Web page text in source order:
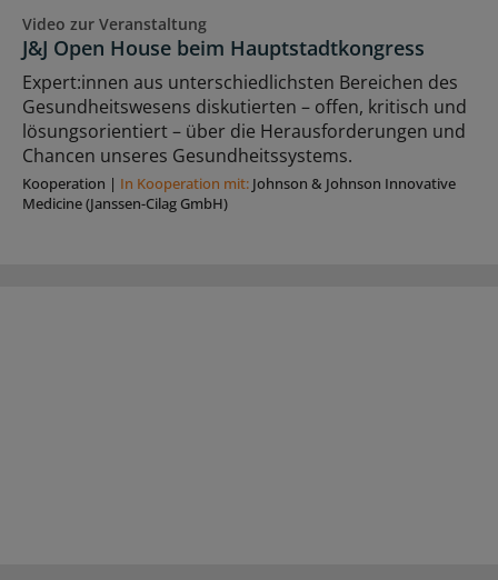
Video zur Veranstaltung
J&J Open House beim Hauptstadtkongress
Expert:innen aus unterschiedlichsten Bereichen des
Gesundheitswesens diskutierten – offen, kritisch und
lösungsorientiert – über die Herausforderungen und
Chancen unseres Gesundheitssystems.
Kooperation | In Kooperation mit: Johnson & Johnson Innovative
Medicine (Janssen-Cilag GmbH)